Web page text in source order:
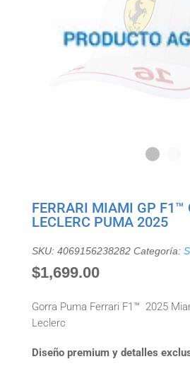
FERRARI MIAMI GP F1™
LECLERC PUMA 2025
SKU: 4069156238282 Categoría:
$1,699.00
Gorra Puma Ferrari F1™ 2025
Leclerc
Diseño premium y detalles